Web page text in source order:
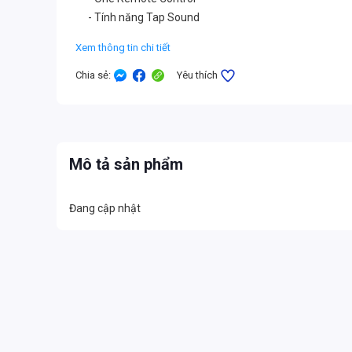
- Tính năng Tap Sound
Xem thông tin chi tiết
Chia sẻ: Yêu thích
Mô tả sản phẩm
Đang cập nhật